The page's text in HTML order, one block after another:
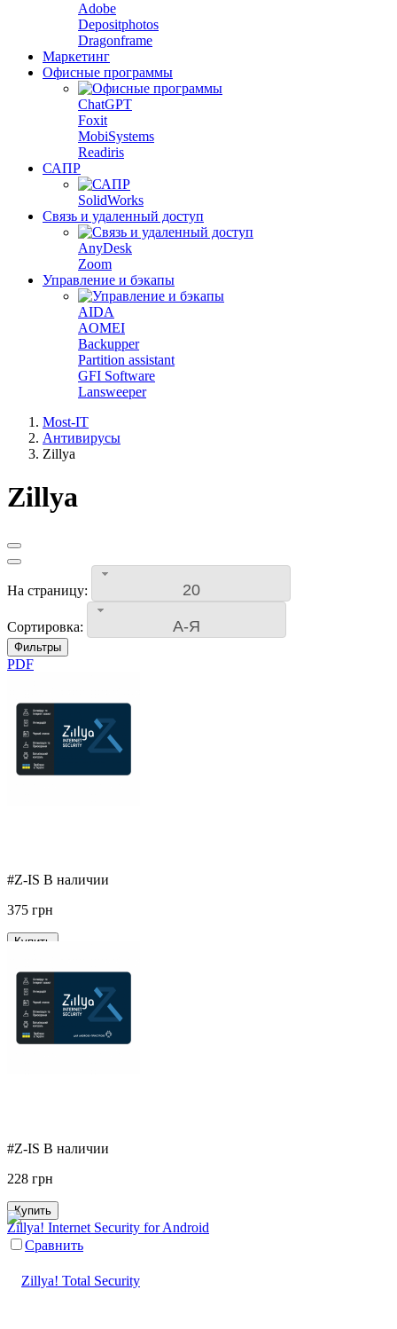
Adobe
Depositphotos
Dragonframe
Маркетинг
Офисные программы
ChatGPT
Foxit
MobiSystems
Readiris
САПР
SolidWorks
Связь и удаленный доступ
AnyDesk
Zoom
Управление и бэкапы
AIDA
AOMEI
Backupper
Partition assistant
GFI Software
Lansweeper
Most-IT
Антивирусы
Zillya
Zillya
На страницу: 20
Сортировка: А-Я
Фильтры
PDF
#Z-IS В наличии
375 грн
Купить
Сравнить
#Z-IS В наличии
228 грн
Купить
Zillya! Internet Security for Android
Сравнить